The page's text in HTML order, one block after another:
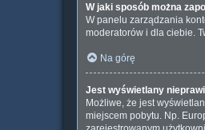
W jaki sposób można
W panelu zarządzania
moderatorów i dla ciebie.
Na górę
Jest wyświetlany
Możliwe, że jest
miejscem pobytu. Np.